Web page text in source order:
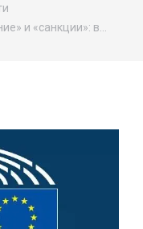
и «санкции»: в…